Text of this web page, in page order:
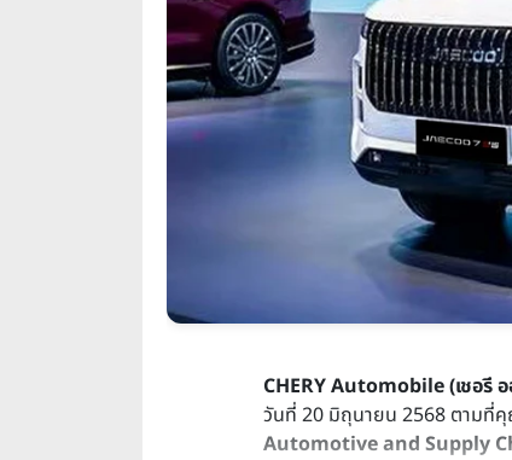
CHERY Automobile (เชอรี
วันที่ 20 มิถุนายน 2568 ตามที่คุ
Automotive and Supply